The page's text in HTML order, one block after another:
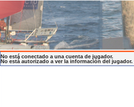
No está conectado a una cuenta de jugador.
No está autorizado a ver la información del jugador.